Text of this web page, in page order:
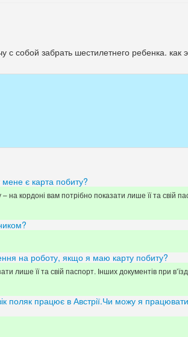
собой забрать шестилетнего ребенка. как
є карта побиту?
на кордоні вам потрібно показати лише її та свій
на роботу, якщо я маю карту побиту?
лише її та свій паспорт. Інших документів при
поляк працює в Австрії.Чи можу я